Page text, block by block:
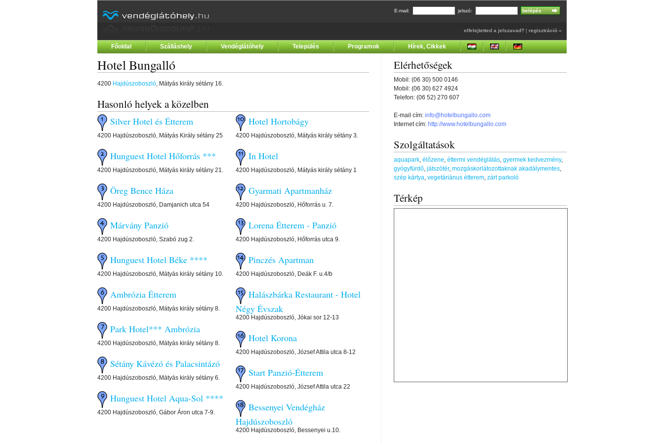
E-mail: jelszó:
elfelejtetted a jelszavad? | regisztráció »
Főoldal Szálláshely Vendéglátóhely Település Programok Hírek, Cikkek
Hotel Bungalló
4200 Hajdúszoboszló, Mátyás király sétány 16.
Hasonló helyek a közelben
Silver Hotel és Étterem
4200 Hajdúszoboszló, Mátyás Király sétány 25
Hunguest Hotel Hőforrás ***
4200 Hajdúszoboszló, Mátyás király sétány 21.
Öreg Bence Háza
4200 Hajdúszoboszló, Damjanich utca 54
Márvány Panzió
4200 Hajdúszoboszló, Szabó zug 2.
Hunguest Hotel Béke ****
4200 Hajdúszoboszló, Mátyás király sétány 10.
Ambrózia Étterem
4200 Hajdúszoboszló, Mátyás király sétány 8.
Park Hotel*** Ambrózia
4200 Hajdúszoboszló, Mátyás király sétány 8.
Sétány Kávézó és Palacsintázó
4200 Hajdúszoboszló, Mátyás király sétány 6.
Hunguest Hotel Aqua-Sol ****
4200 Hajdúszoboszló, Gábor Áron utca 7-9.
Hotel Hortobágy
4200 Hajdúszoboszló, Mátyás király sétány 3.
In Hotel
4200 Hajdúszoboszló, Mátyás király sétány 1
Gyarmati Apartmanház
4200 Hajdúszoboszló, Hőforrás u. 7.
Lorena Étterem - Panzió
4200 Hajdúszoboszló, Hőforrás utca 9.
Pinczés Apartman
4200 Hajdúszoboszló, Deák F. u.4/b
Halászbárka Restaurant - Hotel
Négy Évszak
4200 Hajdúszoboszló, Jókai sor 12-13
Hotel Korona
4200 Hajdúszoboszló, József Attila utca 8-12
Start Panzió-Étterem
4200 Hajdúszoboszló, József Attila utca 22
Bessenyei Vendégház
Hajdúszoboszló
4200 Hajdúszoboszló, Bessenyei u.10.
Elérhetőségek
Mobil: (06 30) 500 0146
Mobil: (06 30) 627 4924
Telefon: (06 52) 270 607
E-mail cím: info@hotelbungallo.com
Internet cím: http://www.hotelbungallo.com
Szolgáltatások
aquapark élőzene éttermi vendéglátás gyermek kedvezmény,
gyógyfürdő játszótér, mozgáskorlátozottaknak akadálymentes
szép kártya vegetáriánus étterem zárt parkoló
Térkép